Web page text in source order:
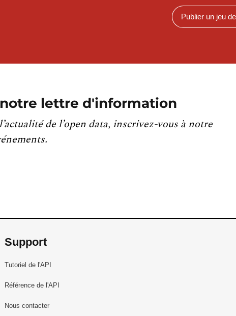
Publier un jeu
lettre d'information
de l’open data, inscrivez-vous à notre
Support
Tutoriel de l'API
Référence de l'API
Nous contacter